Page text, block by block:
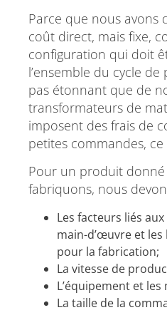
Parce que nous avons
coût direct, mais fixe,
configuration qui doit
l’ensemble du cycle
pas étonnant que de
transformateurs de
imposent des frais de
petites commandes,
Pour un produit
fabriquons, nous
Les facteurs liés
main-d’œuvre et
pour la fabrication;
La vitesse de
L’équipement et
La taille de la